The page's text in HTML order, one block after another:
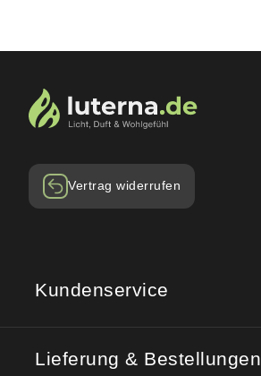
Vertrag widerrufen
Kundenservice
Hilfe & Kontakt
Lieferung & Bestellungen